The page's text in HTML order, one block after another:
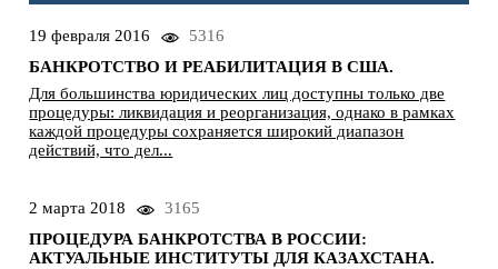
БАНКРОТСТВО(32)
БАНКРОТСТВО ЗА РУБЕЖОМ (14)
ОЗДОРОВЛЕНИЕ БИЗНЕСА(8)
НАЛОГОВЫЕ ВОПРОСЫ
НОРМАТИВНЫЕ АКТЫ
ЛИКВИДАЦИЯ(7)
19 февраля 2016
5316
БАНКРОТСТВО И РЕАБИЛИТАЦИЯ В США.
Для большинства юридических лиц доступны только две
процедуры: ликвидация и реорганизация, однако в рамках
каждой процедуры сохраняется широкий диапазон
действий, что дел...
2 марта 2018
3165
ПРОЦЕДУРА БАНКРОТСТВА В РОССИИ:
АКТУАЛЬНЫЕ ИНСТИТУТЫ ДЛЯ КАЗАХСТАНА.